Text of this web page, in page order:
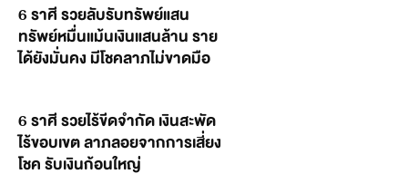
6 ราศี รวยลับรับทรัพย์แสน
ทรัพย์หมื่นแม้นเงินแสนล้าน ราย
ได้ยังมั่นคง มีโชคลาภไม่ขาดมือ
6 ราศี รวยไร้ขีดจำกัด เงินสะพัด
ไร้ขอบเขต ลาภลอยจากการเสี่ยง
โชค รับเงินก้อนใหญ่